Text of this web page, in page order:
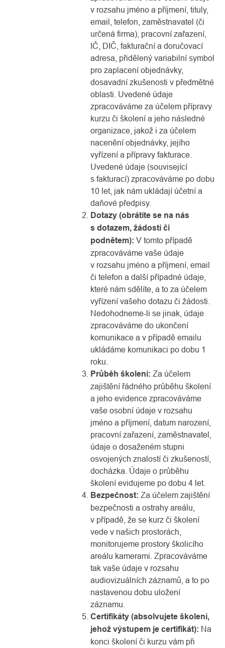
v rozsahu jméno a příjmení, tituly,
email, telefon, zaměstnavatel (či
určená firma), pracovní zařazení,
IČ, DIČ, fakturační a doručovací
adresa, přidělený variabilní symbol
pro zaplacení objednávky,
dosavadní zkušenosti v předmětné
oblasti. Uvedené údaje
zpracováváme za účelem přípravy
kurzu či školení a jeho následné
organizace, jakož i za účelem
nacenění objednávky, jejího
vyřízení a přípravy fakturace.
Uvedené údaje (související
s fakturací) zpracováváme po dobu
10 let, jak nám ukládají účetní a
daňové předpisy.
Dotazy (obrátíte se na nás
s dotazem, žádostí či
podnětem): V tomto případě
zpracováváme vaše údaje
v rozsahu jméno a příjmení, email
či telefon a další případné údaje,
které nám sdělíte, a to za účelem
vyřízení vašeho dotazu či žádosti.
Nedohodneme-li se jinak, údaje
zpracováváme do ukončení
komunikace a v případě emailu
ukládáme komunikaci po dobu 1
roku.
Průběh školení: Za účelem
zajištění řádného průběhu školení
a jeho evidence zpracováváme
vaše osobní údaje v rozsahu
jméno a příjmení, datum narození,
pracovní zařazení, zaměstnavatel,
údaje o dosaženém stupni
osvojených znalostí či zkušeností,
docházka. Údaje o průběhu
školení evidujeme po dobu 4 let.
Bezpečnost: Za účelem zajištění
bezpečnosti a ostrahy areálu,
v případě, že se kurz či školení
vede v našich prostorách,
monitorujeme prostory školicího
areálu kamerami. Zpracováváme
tak vaše údaje v rozsahu
audiovizuálních záznamů, a to po
nastavenou dobu uložení
záznamu.
Certifikáty (absolvujete školení,
jehož výstupem je certifikát): Na
konci školení či kurzu vám při